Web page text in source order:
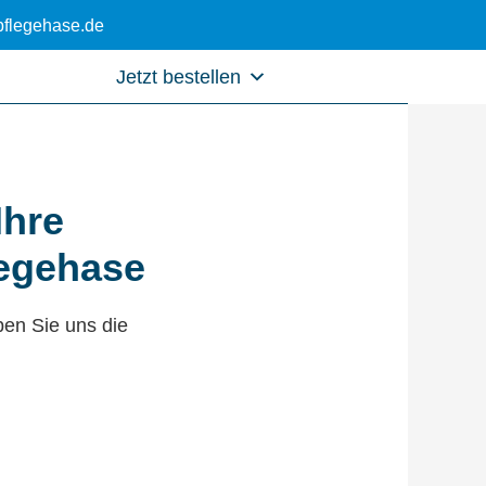
Jetzt bestellen
Sie uns die